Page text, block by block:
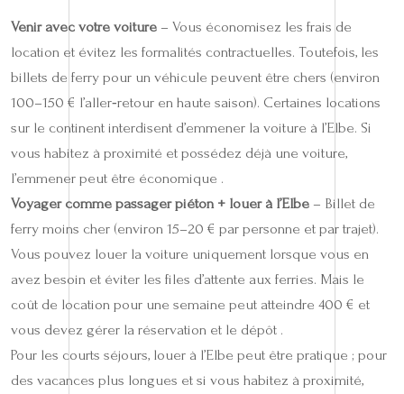
Venir avec votre voiture – Vous économisez les frais de
location et évitez les formalités contractuelles. Toutefois, les
billets de ferry pour un véhicule peuvent être chers (environ
100–150 € l’aller‑retour en haute saison). Certaines locations
sur le continent interdisent d’emmener la voiture à l’Elbe. Si
vous habitez à proximité et possédez déjà une voiture,
l’emmener peut être économique .
Voyager comme passager piéton + louer à l’Elbe – Billet de
ferry moins cher (environ 15–20 € par personne et par trajet).
Vous pouvez louer la voiture uniquement lorsque vous en
avez besoin et éviter les files d’attente aux ferries. Mais le
coût de location pour une semaine peut atteindre 400 € et
vous devez gérer la réservation et le dépôt .
Pour les courts séjours, louer à l’Elbe peut être pratique ; pour
des vacances plus longues et si vous habitez à proximité,